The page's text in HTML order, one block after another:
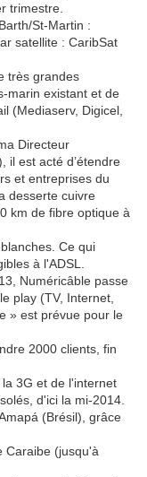
trimestre.
St-Martin :
satellite : CaribSat
très grandes
marin existant et de
(Mediaserv, Digicel,
Directeur
il est acté d’étendre
et entreprises du
desserte cuivre
km de fibre optique à
Ce qui
à l'ADSL.
Numéricâble passe
play (TV, Internet,
» est prévue pour le
2000 clients, fin
3G et de l'internet
d'ici la mi-2014.
(Brésil), grâce
Caraibe (jusqu'à